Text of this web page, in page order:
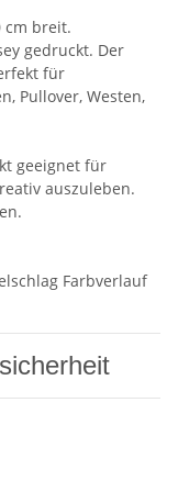
cm breit.
gedruckt. Der
für
Pullover, Westen,
geeignet für
auszuleben.
Farbverlauf